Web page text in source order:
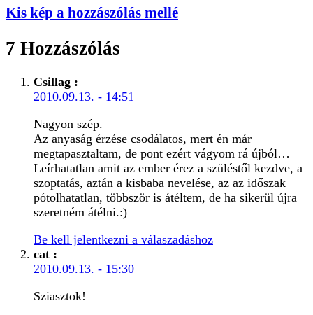
Kis kép a hozzászólás mellé
7 Hozzászólás
Csillag :
2010.09.13. - 14:51
Nagyon szép.
Az anyaság érzése csodálatos, mert én már
megtapasztaltam, de pont ezért vágyom rá újból…
Leírhatatlan amit az ember érez a szüléstől kezdve, a
szoptatás, aztán a kisbaba nevelése, az az időszak
pótolhatatlan, többször is átéltem, de ha sikerül újra
szeretném átélni.:)
Be kell jelentkezni a válaszadáshoz
cat :
2010.09.13. - 15:30
Sziasztok!